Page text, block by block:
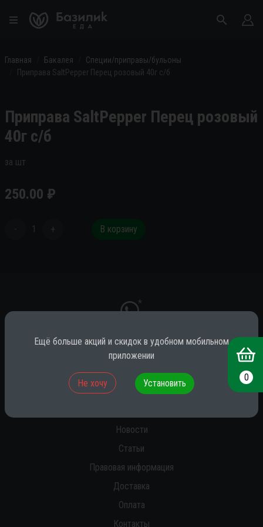
Главная Бакалея
Специи/приправы/бульоны
Приправа SaltPepper Перец розовый 40г с/б
Приправа SaltPepper Перец розовый
40г с/б
за шт
250.00 ₽
- 1 + В корзину
*
* принадлежит компании Meta (признана экстремистской на территории
Новости
Статьи
Правовая информация
Доставка
Оплата
Контакты
0
Ещё больше акций и скидок в удобном мобильном
приложении
Не хочу Установить